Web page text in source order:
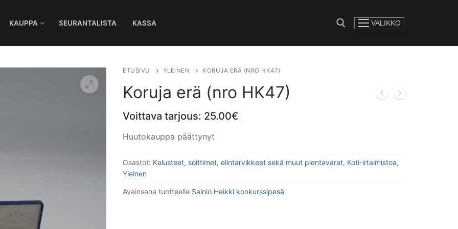
KAUPPA SEURANTALISTA KASSA
Hae:
VALIKKO
ETUSIVU YLEINEN KORUJA ERÄ (NRO HK47)
Koruja erä (nro HK47)
Voittava tarjous: 25.00€
Huutokauppa päättynyt
Osastot: Kalusteet, soittimet, elintarvikkeet sekä muut pientavarat, Koti-irtaimistoa,
Yleinen
Avainsana tuotteelle Sainio Heikki konkurssipesä